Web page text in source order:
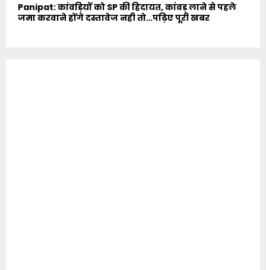
Panipat: कांवड़ियों को SP की हिदायत, कांवड़ लाने से पहले
जमा करवाने होंगे दस्तावेज नही तो…पढ़िए पूरी खबर